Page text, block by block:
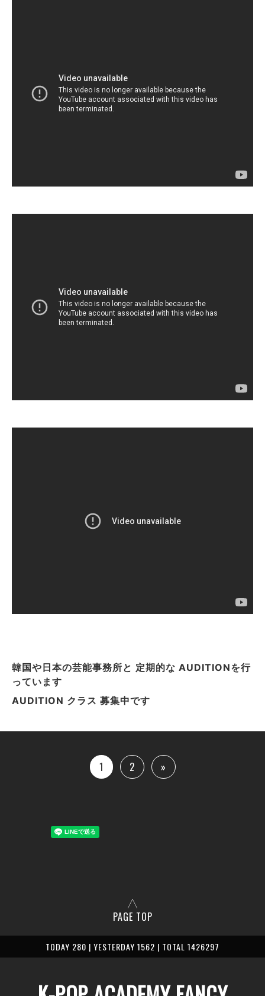
韓国や日本の芸能事務所と 定期的な AUDITIONを行
っています
AUDITION クラス 募集中です
1 2 »
PAGE TOP
TODAY 280 | YESTERDAY 1562 | TOTAL 1426297